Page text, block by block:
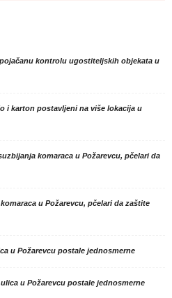
kontrolu ugostiteljskih objekata u
i karton postavljeni na više lokacija u
komaraca u Požarevcu, pčelari da
u Požarevcu, pčelari da zaštite
u Požarevcu postale jednosmerne
u Požarevcu postale jednosmerne